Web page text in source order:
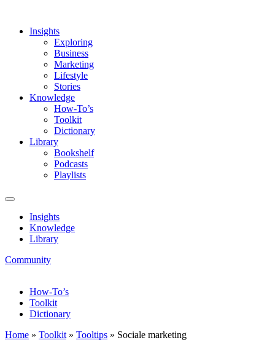
Insights
Exploring
Business
Marketing
Lifestyle
Stories
Knowledge
How-To’s
Toolkit
Dictionary
Library
Bookshelf
Podcasts
Playlists
Insights
Knowledge
Library
Community
How-To’s
Toolkit
Dictionary
Home » Toolkit » Tooltips » Sociale marketing